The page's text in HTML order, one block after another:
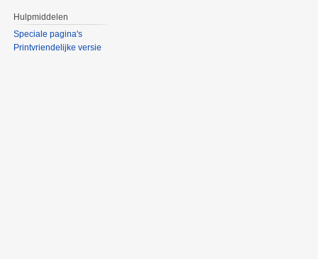
Hulpmiddelen
Speciale pagina's
Printvriendelijke versie